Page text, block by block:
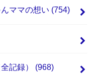
ママの想い (754)
記録） (968)